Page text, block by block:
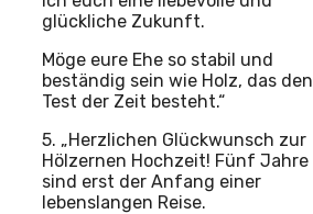
glückliche Zukunft.
Möge eure Ehe so stabil und
beständig sein wie Holz, das den
Test der Zeit besteht.“
5. „Herzlichen Glückwunsch zur
Hölzernen Hochzeit! Fünf Jahre
sind erst der Anfang einer
lebenslangen Reise.